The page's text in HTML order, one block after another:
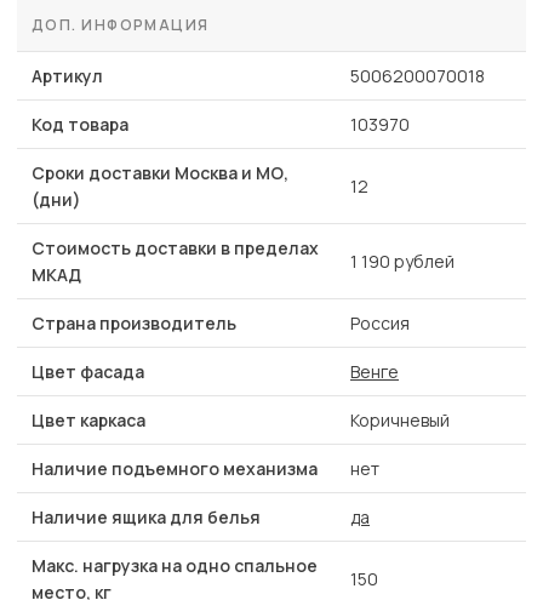
ДОП. ИНФОРМАЦИЯ
Артикул 5006200070018
Код товара 103970
Сроки доставки Москва и МО,
(дни)
12
Стоимость доставки в пределах
МКАД
1 190 рублей
Страна производитель Россия
Цвет фасада Венге
Цвет каркаса Коричневый
Наличие подъемного механизма нет
Наличие ящика для белья да
Макс. нагрузка на одно спальное
место, кг
150